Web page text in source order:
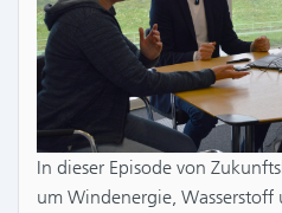
In dieser Episode von
um Windenergie, Wasserstoff